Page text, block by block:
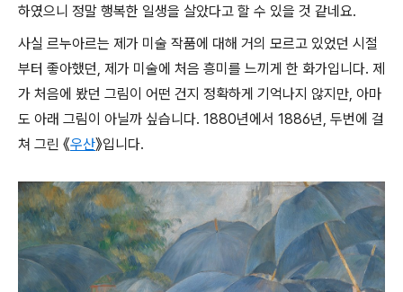
하였으니 정말 행복한 일생을 살았다고 할 수 있을 것 같네요.
사실 르누아르는 제가 미술 작품에 대해 거의 모르고 있었던 시절
부터 좋아했던, 제가 미술에 처음 흥미를 느끼게 한 화가입니다. 제
가 처음에 봤던 그림이 어떤 건지 정확하게 기억나지 않지만, 아마
도 아래 그림이 아닐까 싶습니다. 1880년에서 1886년, 두번에 걸
쳐 그린 《우산》입니다.